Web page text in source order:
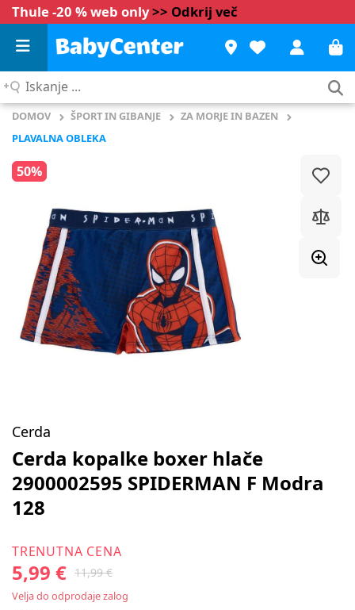
Thule -20 % web only>> Odkrij več
Iskanje
DOMOV ŠPORT IN GIBANJE
ZA MORJE IN BAZEN
PLAVALNA OBLEKA
50%
Cerda
Cerda kopalke boxer hlače
2900002595 SPIDERMAN F Modra
128
TRENUTNA CENA
5,99 € 11,99 €
Velja do odprodaje zalog